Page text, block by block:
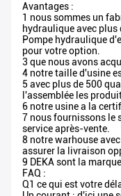
Avantages :
1 nous sommes un
hydraulique avec plus
Pompe hydraulique
pour votre option.
3 que nous avons
4 notre taille d'usine
5 avec plus de 500
l'assemblée les
6 notre usine a la
7 nous fournissons le
service après-vente.
8 notre warhouse
assurer la livraison
9 DEKA sont la
FAQ :
Q1 ce qui est votre